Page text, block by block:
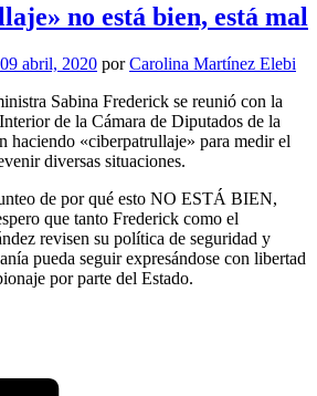
no está bien, está mal
9 abril, 2020 porCarolina Martínez Elebi
Sabina Frederick se reunió con la
de la Cámara de Diputados de la
haciendo «ciberpatrullaje» para medir el
diversas situaciones.
de por qué esto NO ESTÁ BIEN,
que tanto Frederick como el
revisen su política de seguridad y
pueda seguir expresándose con libertad
por parte del Estado.